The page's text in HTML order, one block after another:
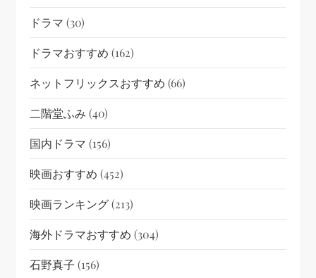
ドラマ (30)
ドラマおすすめ (162)
ネットフリックスおすすめ (66)
二階堂ふみ (40)
国内ドラマ (156)
映画おすすめ (452)
映画ランキング(213)
海外ドラマおすすめ (304)
石野真子 (156)